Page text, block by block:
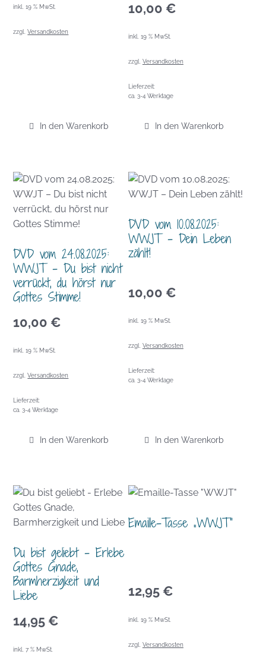
inkl. 19 % MwSt.
zzgl.Versandkosten
In den Warenkorb
10,00 €
inkl. 19 % MwSt.
zzgl. Versandkosten
Lieferzeit:
ca. 3-4 Werktage
In den Warenkorb
DVD vom 24.08.2025:
WWJT – Du bist nicht
verrückt, du hörst nur
Gottes Stimme!
10,00 €
inkl. 19 % MwSt.
zzgl.Versandkosten
Lieferzeit:
ca. 3-4 Werktage
In den Warenkorb
DVD vom 10.08.2025:
WWJT – Dein Leben
zählt!
10,00 €
inkl. 19 % MwSt.
zzgl. Versandkosten
Lieferzeit:
ca. 3-4 Werktage
In den Warenkorb
Du bist geliebt – Erlebe
Gottes Gnade,
Barmherzigkeit und
Liebe
14,95 €
inkl. 7 % MwSt.
Emaille-Tasse „WWJT“
12,95 €
inkl. 19 % MwSt.
zzgl. Versandkosten